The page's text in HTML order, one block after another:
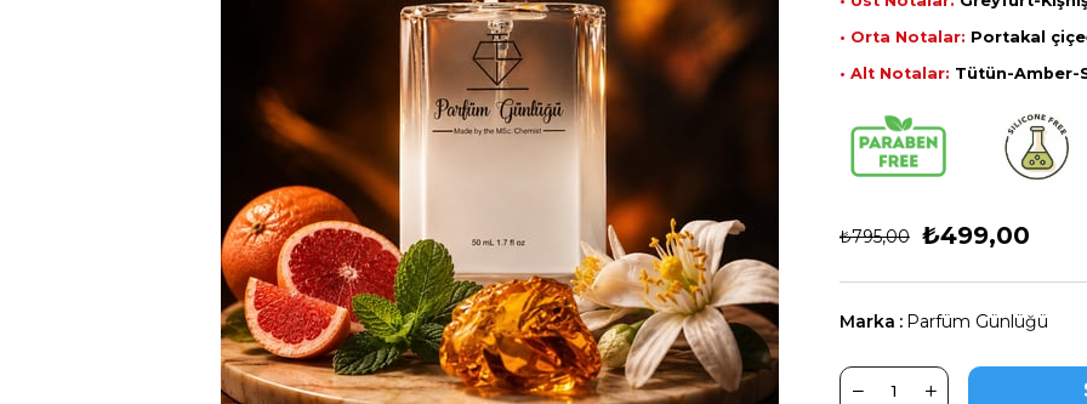
• Orta Notalar: Portakal
• Alt Notalar: Tütün-Amber-
₺795,00 ₺499,00
Marka : Parfüm Günlüğü